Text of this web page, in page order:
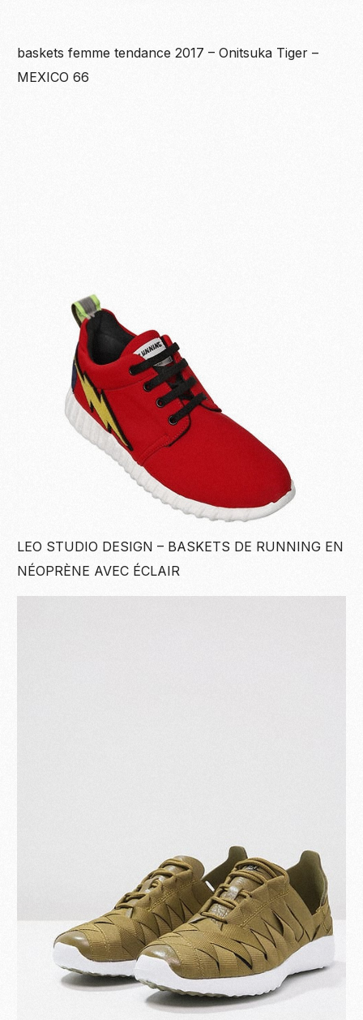
baskets femme tendance 2017 – Onitsuka Tiger –
MEXICO 66
LEO STUDIO DESIGN – BASKETS DE RUNNING EN
NÉOPRÈNE AVEC ÉCLAIR